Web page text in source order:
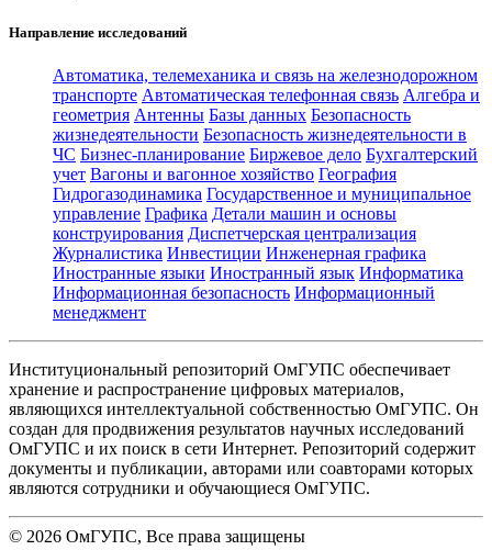
Направление исследований
Автоматика, телемеханика и связь на железнодорожном
транспорте Автоматическая телефонная связь Алгебра и
геометрия Антенны Базы данных Безопасность
жизнедеятельности Безопасность жизнедеятельности в
ЧС Бизнес-планирование Биржевое дело Бухгалтерский
учет Вагоны и вагонное хозяйство География
Гидрогазодинамика Государственное и муниципальное
управление Графика Детали машин и основы
конструирования Диспетчерская централизация
Журналистика Инвестиции Инженерная графика
Иностранные языки Иностранный язык Информатика
Информационная безопасность Информационный
менеджмент
Институциональный репозиторий ОмГУПС обеспечивает
хранение и распространение цифровых материалов,
являющихся интеллектуальной собственностью ОмГУПС. Он
создан для продвижения результатов научных исследований
ОмГУПС и их поиск в сети Интернет. Репозиторий содержит
документы и публикации, авторами или соавторами которых
являются сотрудники и обучающиеся ОмГУПС.
© 2026 ОмГУПС, Все права защищены